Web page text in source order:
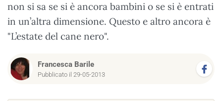
non si sa se si è ancora bambini o se si è entrati
in un’altra dimensione. Questo e altro ancora è
"L’estate del cane nero".
Francesca Barile
Pubblicato il 29-05-2013